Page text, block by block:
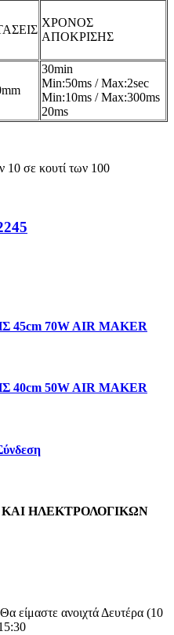
ΧΡΟΝΟΣ
ΑΠΟΚΡΙΣΗΣ
30min
Min:50ms / Max:2sec
Min:10ms / Max:300ms
20ms
10 σε κουτί των 100
70W AIR MAKER
50W AIR MAKER
ΗΛΕΚΤΡΟΛΟΓΙΚΩΝ
Θα είμαστε ανοιχτά Δευτέρα (10